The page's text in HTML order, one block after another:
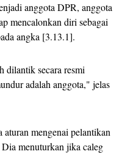
anggota DPR, anggota
mencalonkan diri sebagai
angka [3.13.1].
dilantik secara resmi
adalah anggota," jelas
mengenai pelantikan
menuturkan jika caleg